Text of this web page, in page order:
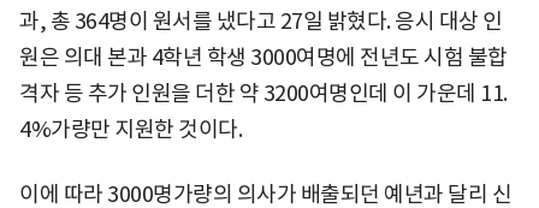
과, 총 364명이 원서를 냈다고 27일 밝혔다. 응시 대상 인
원은 의대 본과 4학년 학생 3000여명에 전년도 시험 불합
격자 등 추가 인원을 더한 약 3200여명인데 이 가운데 11.
4%가량만 지원한 것이다.
이에 따라 3000명가량의 의사가 배출되던 예년과 달리 신